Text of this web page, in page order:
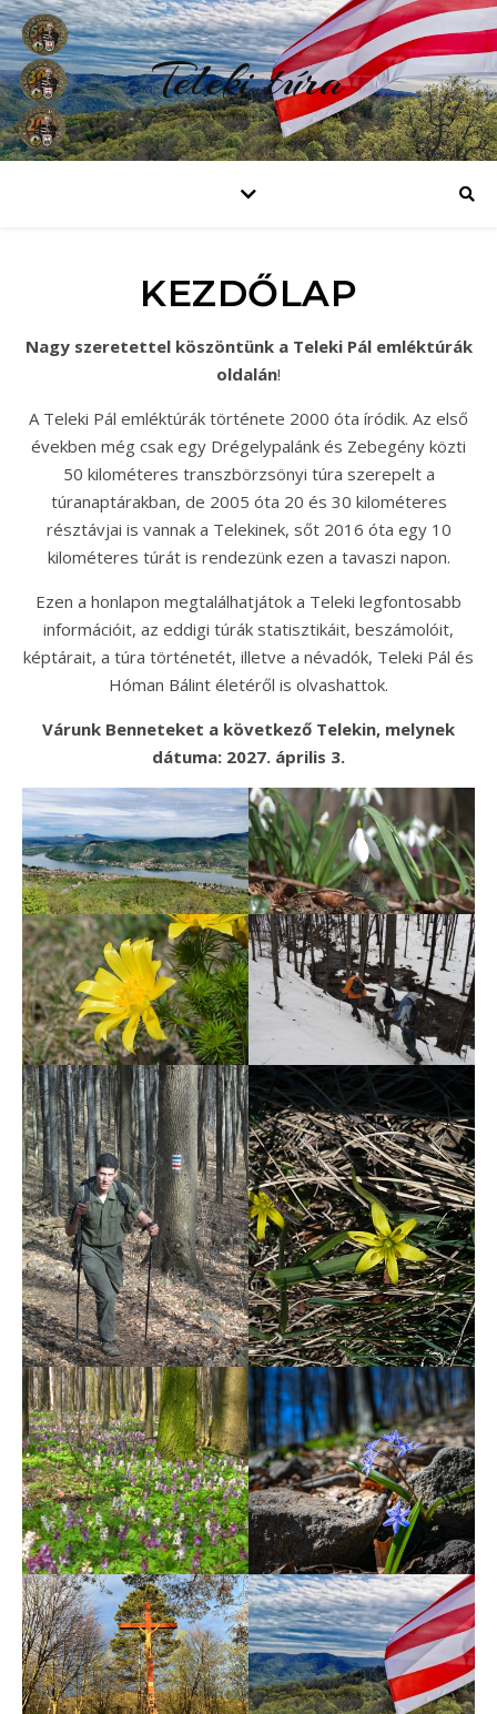
Teleki túra
KEZDŐLAP
Nagy szeretettel köszöntünk a Teleki Pál emléktúrák
oldalán!
A Teleki Pál emléktúrák története 2000 óta íródik. Az első
években még csak egy Drégelypalánk és Zebegény közti
50 kilométeres transzbörzsönyi túra szerepelt a
túranaptárakban, de 2005 óta 20 és 30 kilométeres
résztávjai is vannak a Telekinek, sőt 2016 óta egy 10
kilométeres túrát is rendezünk ezen a tavaszi napon.
Ezen a honlapon megtalálhatjátok a Teleki legfontosabb
információit, az eddigi túrák statisztikáit, beszámolóit,
képtárait, a túra történetét, illetve a névadók, Teleki Pál és
Hóman Bálint életéről is olvashattok.
Várunk Benneteket a következő Telekin, melynek
dátuma: 2027. április 3.